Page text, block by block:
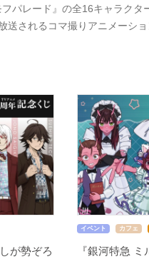
パレード』の全16キャラク
送されるコマ撮りアニメーシ
が勢ぞろ
イベント カフェ
『銀河特急